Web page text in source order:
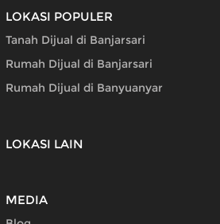
LOKASI POPULER
Tanah Dijual di Banjarsari
Rumah Dijual di Banjarsari
Rumah Dijual di Banyuanyar
LOKASI LAIN
MEDIA